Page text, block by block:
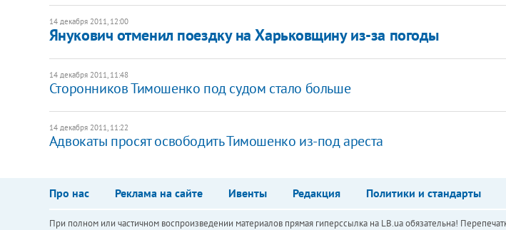
14 декабря 2011, 12:00
Янукович отменил поездку на Харьковщину из-за погоды
14 декабря 2011, 11:48
Сторонников Тимошенко под судом стало больше
14 декабря 2011, 11:22
Адвокаты просят освободить Тимошенко из-под ареста
Про нас Реклама на сайте Ивенты Редакция Политики и стандарты
При полном или частичном воспроизведении материалов прямая гиперссылка на LB.ua обязательна!